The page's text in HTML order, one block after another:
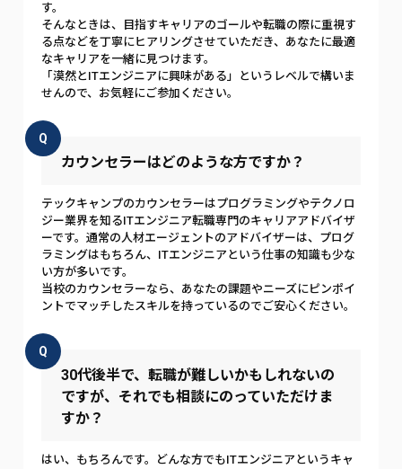
す。
そんなときは、目指すキャリアのゴールや転職の際に重視す
る点などを丁寧にヒアリングさせていただき、あなたに最適
なキャリアを一緒に見つけます。
「漠然とITエンジニアに興味がある」というレベルで構いま
せんので、お気軽にご参加ください。
Q
カウンセラーはどのような方ですか？
テックキャンプのカウンセラーはプログラミングやテクノロ
ジー業界を知るITエンジニア転職専門のキャリアアドバイザ
ーです。通常の人材エージェントのアドバイザーは、プログ
ラミングはもちろん、ITエンジニアという仕事の知識も少な
い方が多いです。
当校のカウンセラーなら、あなたの課題やニーズにピンポイ
ントでマッチしたスキルを持っているのでご安心ください。
Q
30代後半で、転職が難しいかもしれないの
ですが、それでも相談にのっていただけま
すか？
はい、もちろんです。どんな方でもITエンジニアというキャ